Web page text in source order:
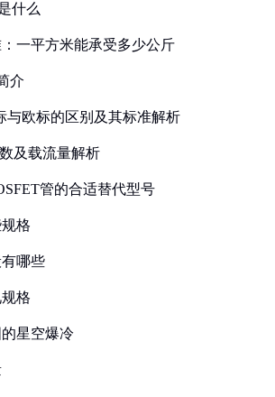
什么
一平方米能承受多少公斤
介
与欧标的区别及其标准解析
及载流量解析
管的合适替代型号
格
哪些
格
星空爆冷